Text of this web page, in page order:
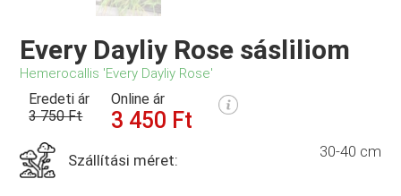
Every Dayliy Rose sásliliom
Hemerocallis 'Every Dayliy Rose'
Eredeti ár
3 750 Ft
Online ár
3 450 Ft
Szállítási méret: 30-40 cm